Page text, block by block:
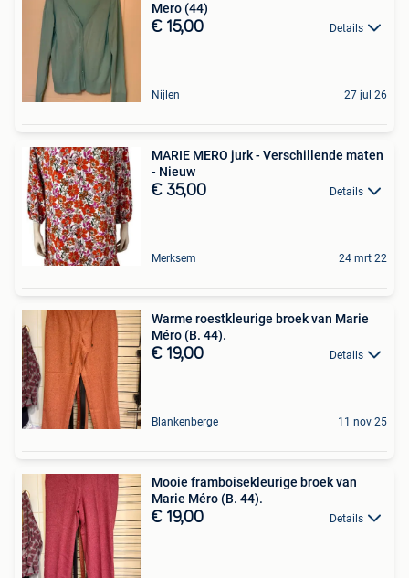
Mero (44)
€ 15,00 Details
Nijlen 27 jul 26
MARIE MERO jurk - Verschillende maten
- Nieuw
€ 35,00 Details
Merksem 24 mrt 22
Warme roestkleurige broek van Marie
Méro (B. 44).
€ 19,00 Details
Blankenberge 11 nov 25
Mooie framboisekleurige broek van
Marie Méro (B. 44).
€ 19,00 Details